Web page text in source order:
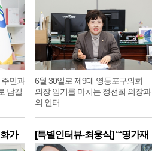
주민과
남길
6월 30일로 제9대 영등포구의회
의장 임기를 마치는 정선희 의장과
의 인터
가 [특별인터뷰-최웅식] “‘명가재